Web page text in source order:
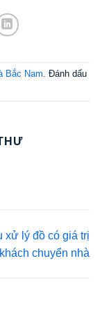
Bắc Nam. Đánh dấu
xử lý đồ có giá trị
chuyển nhà